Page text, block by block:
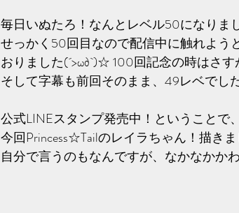
毎日いぬたろ！なんとレベル50になりま
せっかく50回目なので配信中に触れよう
おりました(´>ω∂`)☆ 100回記念の時はさ
そして字幕も前回そのまま、49レベでし
公式LINEスタンプ発売中！ということで
今回Princess☆Tailのレイラちゃん！描きま
自分で言うのもなんですが、なかなかか